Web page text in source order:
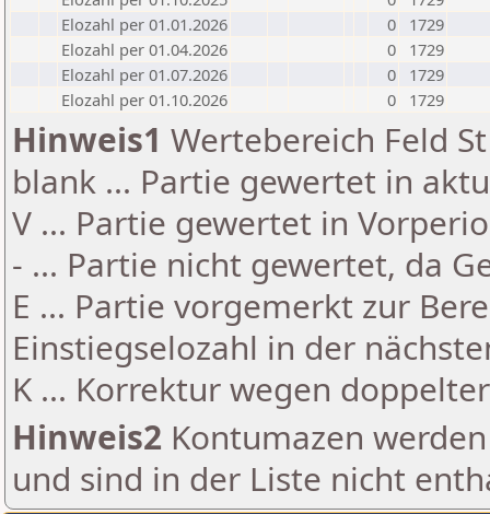
Elozahl per 01.01.2026
0
1729
Elozahl per 01.04.2026
0
1729
Elozahl per 01.07.2026
0
1729
Elozahl per 01.10.2026
0 1729
Hinweis1 Wertebereich Feld
blank ... Partie gewertet in
V ... Partie gewertet in
- ... Partie nicht gewertet, da
E ... Partie vorgemerkt zur
Einstiegselozahl in der
K ... Korrektur wegen
Hinweis2 Kontumazen
und sind in der Liste nicht